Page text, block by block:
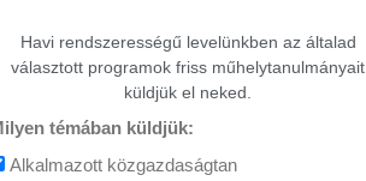
Havi rendszerességű levelünkben az általad
választott programok friss műhelytanulmányait
küldjük el neked.
témában küldjük:
Alkalmazott közgazdaságtan